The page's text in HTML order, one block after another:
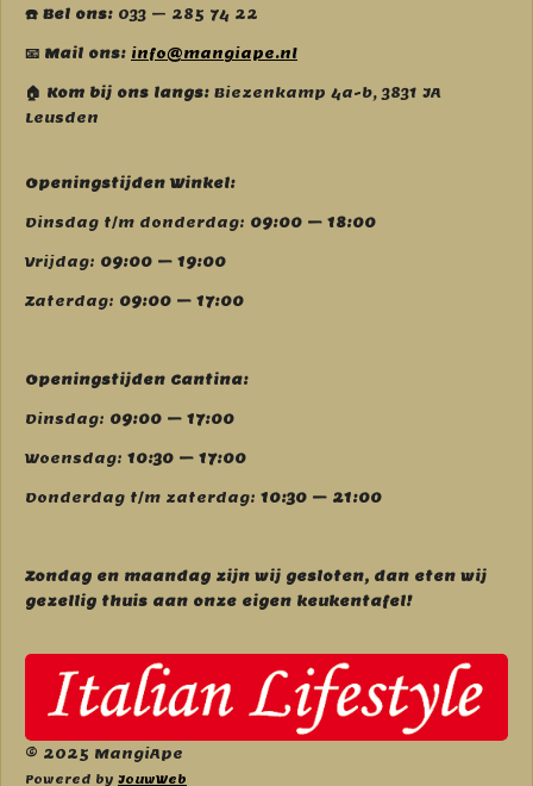
☎️ Bel ons: 033 – 285 74 22
📧 Mail ons: info@mangiape.nl
🏠 Kom bij ons langs: Biezenkamp 4a-b, 3831 JA
Leusden
Openingstijden Winkel:
Dinsdag t/m donderdag: 09:00 – 18:00
Vrijdag: 09:00 – 19:00
Zaterdag: 09:00 – 17:00
Openingstijden Cantina:
Dinsdag: 09:00 – 17:00
Woensdag: 10:30 – 17:00
Donderdag t/m zaterdag: 10:30 – 21:00
Zondag en maandag zijn wij gesloten, dan eten wij
gezellig thuis aan onze eigen keukentafel!
© 2025 MangiApe
Powered by JouwWeb